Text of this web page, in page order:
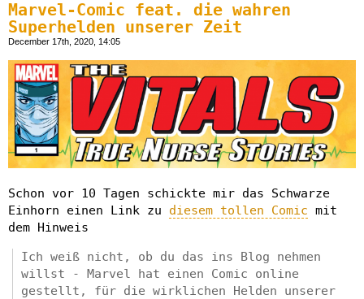
Marvel-Comic feat. die wahren
Superhelden unserer Zeit
December 17th, 2020, 14:05
Schon vor 10 Tagen schickte mir das Schwarze
Einhorn einen Link zu diesem tollen Comic mit
dem Hinweis
Ich weiß nicht, ob du das ins Blog nehmen
willst - Marvel hat einen Comic online
gestellt, für die wirklichen Helden unserer